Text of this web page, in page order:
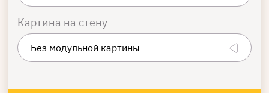
Картина на стену